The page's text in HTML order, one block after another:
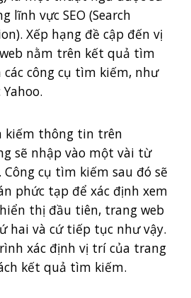
lĩnh vực SEO (Search
Xếp hạng đề cập đến vị
nằm trên kết quả tìm
công cụ tìm kiếm, như
kiếm thông tin trên
sẽ nhập vào một vài từ
cụ tìm kiếm sau đó sẽ
phức tạp để xác định xem
thị đầu tiên, trang web
hai và cứ tiếp tục như vậy.
xác định vị trí của trang
kết quả tìm kiếm.